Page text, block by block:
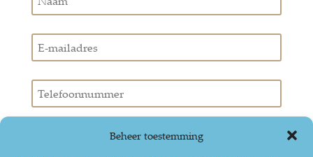
Beheer toestemming